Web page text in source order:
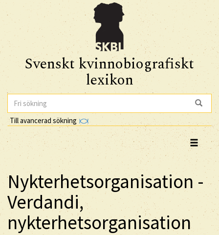
Svenskt kvinnobiografiskt
lexikon
Till avancerad sökning
Nykterhetsorganisation -
Verdandi,
nykterhetsorganisation